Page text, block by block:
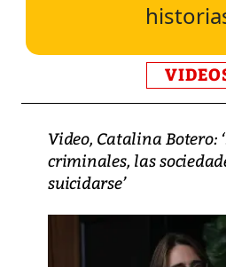
Video, Catalina Botero:
criminales, las
suicidarse’